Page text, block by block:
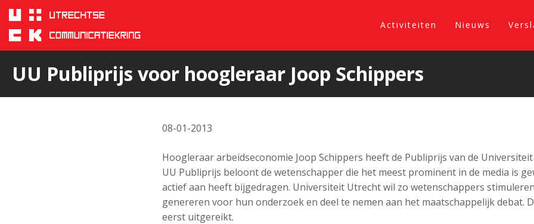
Sla
links
over
Spring
hoofd
inhoud
Spring
Activiteiten Nieuws
UU Publiprijs voor hoogleraar Joop Schippers
08-01-2013
Hoogleraar arbeidseconomie Joop Schippers heeft de Publiprijs van de
UU Publiprijs beloont de wetenschapper die het meest prominent in de media is
actief aan heeft bijgedragen. Universiteit Utrecht wil zo wetenschappers
genereren voor hun onderzoek en deel te nemen aan het maatschappelijk debat.
eerst uitgereikt.